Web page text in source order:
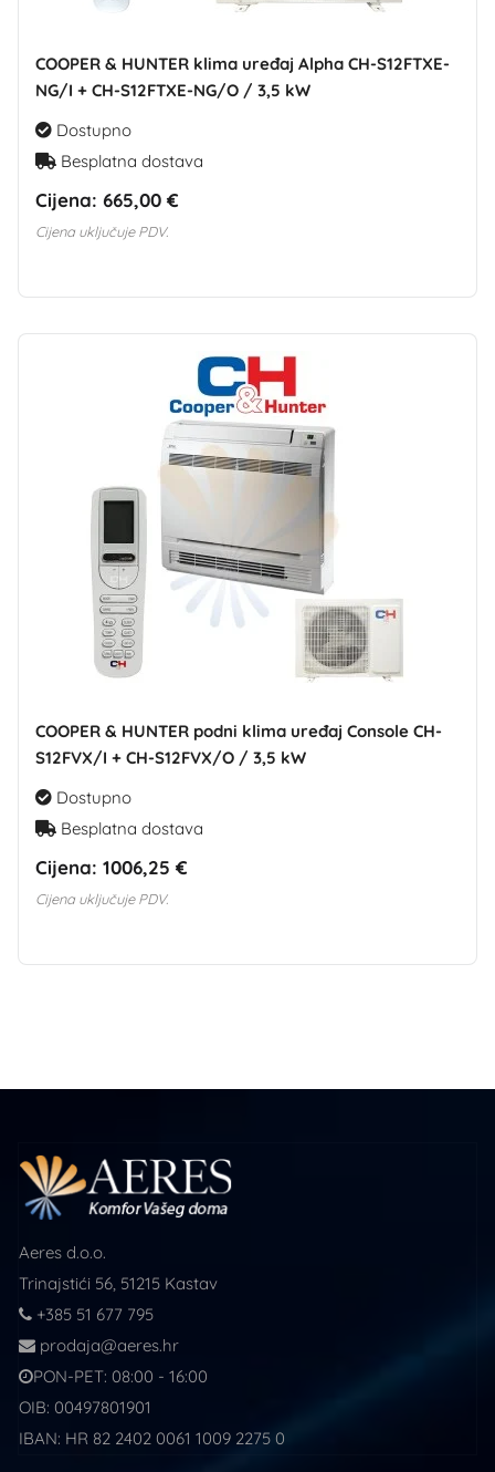
COOPER & HUNTER klima uređaj Alpha CH-S12FTXE-
NG/I + CH-S12FTXE-NG/O / 3,5 kW
Dostupno
Besplatna dostava
Cijena: 665,00 €
Cijena uključuje PDV.
COOPER & HUNTER podni klima uređaj Console CH-
S12FVX/I + CH-S12FVX/O / 3,5 kW
Dostupno
Besplatna dostava
Cijena: 1006,25 €
Cijena uključuje PDV.
Aeres d.o.o.
Trinajstići 56, 51215 Kastav
+385 51 677 795
prodaja@aeres.hr
PON-PET: 08:00 - 16:00
OIB: 00497801901
IBAN: HR 82 2402 0061 1009 2275 0